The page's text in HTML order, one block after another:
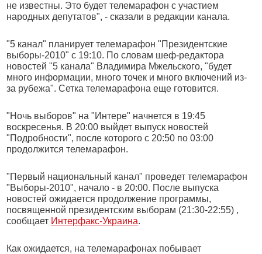
не известны. Это будет телемарафон с участием
народных депутатов", - сказали в редакции канала.
"5 канал" планирует телемарафон "Президентские
выборы-2010" с 19:10. По словам шеф-редактора
новостей "5 канала" Владимира Мжельского, "будет
много информации, много точек и много включений из-
за рубежа". Сетка телемарафона еще готовится.
"Ночь выборов" на "Интере" начнется в 19:45
воскресенья. В 20:00 выйдет выпуск новостей
"Подробности", после которого с 20:50 по 03:00
продолжится телемарафон.
"Первый национальный канал" проведет телемарафон
"Выборы-2010", начало - в 20:00. После выпуска
новостей ожидается продолжение программы,
посвященной президентским выборам (21:30-22:55) ,
сообщает Интерфакс-Украина.
Как ожидается, на телемарафонах побывает